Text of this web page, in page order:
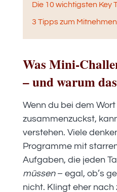
Die 10 wichtigsten Key
3 Tipps zum Mitnehmen
Was Mini-
– und warum
Wenn du bei dem Wort
zusammenzuckst,
verstehen. Viele
Programme mit
Aufgaben, die jeden
müssen– egal, ob’s
nicht. Klingt eher nach